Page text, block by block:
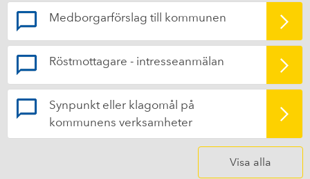
Medborgarförslag till kommunen
Röstmottagare - intresseanmälan
Synpunkt eller klagomål på
kommunens verksamheter
Visa alla